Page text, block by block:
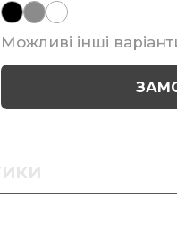
Можливі інші